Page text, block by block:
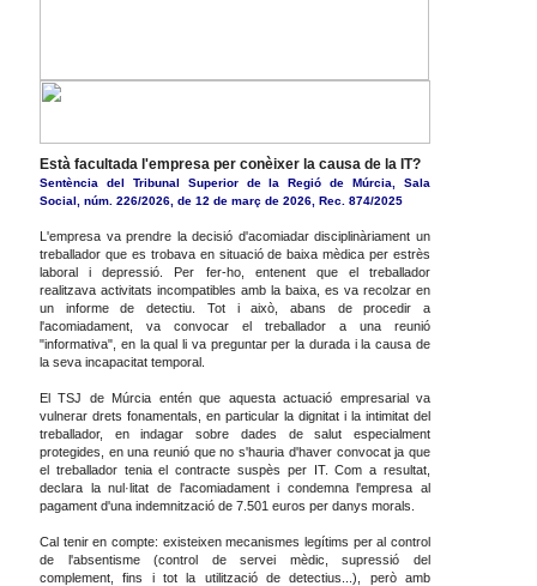
Està facultada l'empresa per conèixer la causa de la IT?
Sentència del Tribunal Superior de la Regió de Múrcia, Sala
Social, núm. 226/2026, de 12 de març de 2026, Rec. 874/2025
L'empresa va prendre la decisió d'acomiadar disciplinàriament un
treballador que es trobava en situació de baixa mèdica per estrès
laboral i depressió. Per fer-ho, entenent que el treballador
realitzava activitats incompatibles amb la baixa, es va recolzar en
un informe de detectiu. Tot i això, abans de procedir a
l'acomiadament, va convocar el treballador a una reunió
"informativa", en la qual li va preguntar per la durada i la causa de
la seva incapacitat temporal.
El TSJ de Múrcia entén que aquesta actuació empresarial va
vulnerar drets fonamentals, en particular la dignitat i la intimitat del
treballador, en indagar sobre dades de salut especialment
protegides, en una reunió que no s'hauria d'haver convocat ja que
el treballador tenia el contracte suspès per IT. Com a resultat,
declara la nul·litat de l'acomiadament i condemna l'empresa al
pagament d'una indemnització de 7.501 euros per danys morals.
Cal tenir en compte: existeixen mecanismes legítims per al control
de l'absentisme (control de servei mèdic, supressió del
complement, fins i tot la utilització de detectius...), però amb